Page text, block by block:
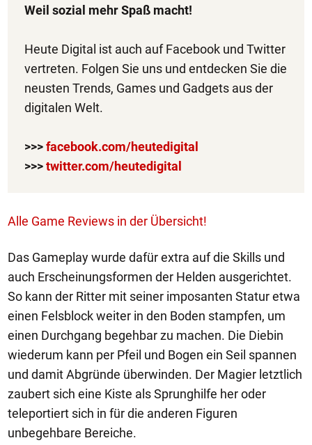
Weil sozial mehr Spaß macht!
Heute Digital ist auch auf Facebook und Twitter
vertreten. Folgen Sie uns und entdecken Sie die
neusten Trends, Games und Gadgets aus der
digitalen Welt.
>>>facebook.com/heutedigital
>>>twitter.com/heutedigital
Alle Game Reviews in der Übersicht!
Das Gameplay wurde dafür extra auf die Skills und
auch Erscheinungsformen der Helden ausgerichtet.
So kann der Ritter mit seiner imposanten Statur etwa
einen Felsblock weiter in den Boden stampfen, um
einen Durchgang begehbar zu machen. Die Diebin
wiederum kann per Pfeil und Bogen ein Seil spannen
und damit Abgründe überwinden. Der Magier letztlich
zaubert sich eine Kiste als Sprunghilfe her oder
teleportiert sich in für die anderen Figuren
unbegehbare Bereiche.
1/50